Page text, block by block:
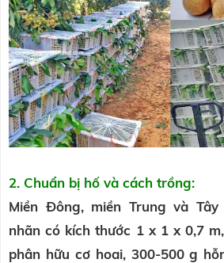
2. Chuẩn bị hố và cách trồng:
Miền Đông, miền Trung và
nhãn có kích thước 1 x 1 x 0,7
phân hữu cơ hoai, 300-500 g